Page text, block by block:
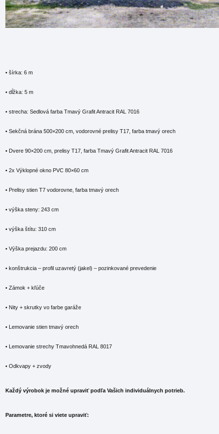
• šírka: 6 m
• dĺžka: 5 m
• strecha: Sedlová farba Tmavý Grafit Antracit RAL 7016
• Sekčná brána 500×200 cm, vodorovné prelisy T17, farba tmavý orech
• Dvere 90×200 cm, prelisy T17, farba Tmavý Grafit Antracit RAL 7016
• 2x Výklopné okno PVC 80×60 cm
• Prelisy stien T7 vodorovne, farba tmavý orech
• výška steny: 243 cm
• výška štítu: 310 cm
• Výška prejazdu: 200 cm
• konštrukcia – profil uzavretý (jakel) – pozinkované prevedenie
• Zámok + kľúče
• Nity + skrutky vo farbe garáže
• Lemovanie stien tmavý orech
• Lemovanie strechy Tmavohnedá RAL 8017
• Odkvapy + zvody
Každý výrobok je možné upraviť podľa Vašich individuálnych potrieb.
Parametre, ktoré si viete upraviť: